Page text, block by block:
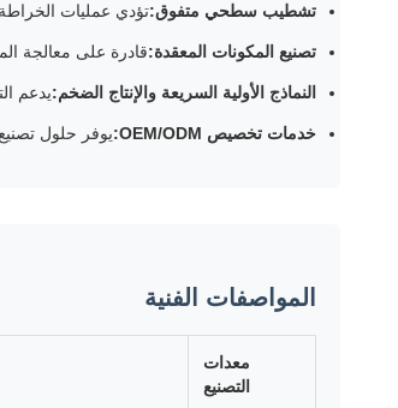
تشطيب سطحي متفوق:تؤدي عمليات
تصنيع المكونات المعقدة:قادرة على معالجة
النماذج الأولية السريعة والإنتاج الضخم:يدعم
خدمات تخصيص OEM/ODM: يوفر حلول
المواصفات الفنية
معدات
التصنيع